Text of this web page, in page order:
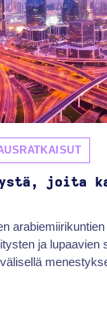
joita
ja